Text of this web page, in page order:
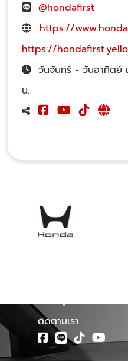
@hondafirst
https://
https://
วันจันทร์ - วันอาทิตย์
น.
โดยช่างผู้เชี่ยวชาญรถยนต์ฮอ
ติดตามเรา